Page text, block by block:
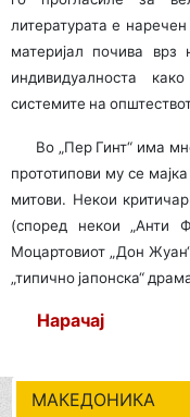
литературата е
материјал почива врз
индивидуалноста
системите на
Во „Пер Гинт“ има
прототипови му се
митови. Некои
(според некои „Анти
Моцартовиот „Дон
„типично јапонска“
Нарачај
МАКЕДОНИКА